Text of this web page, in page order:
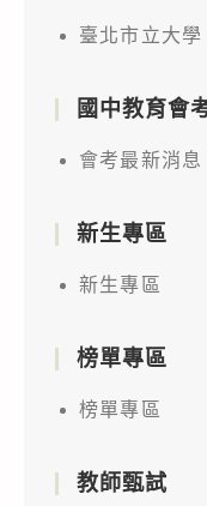
臺北市立大學
國中教育會
會考最新消息
新生專區
新生專區
榜單專區
榜單專區
教師甄試